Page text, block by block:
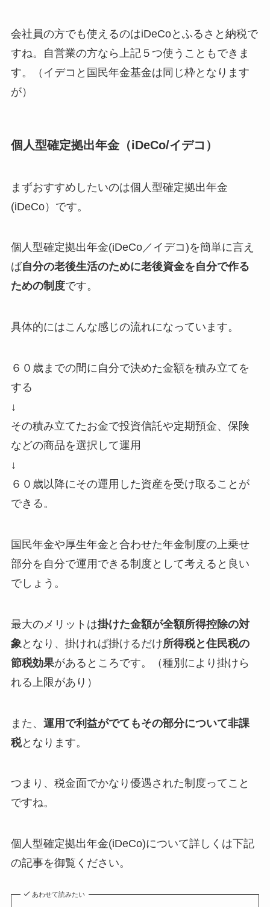
会社員の方でも使えるのはiDeCoとふるさと納税で
すね。自営業の方なら上記５つ使うこともできま
す。（イデコと国民年金基金は同じ枠となります
が）
個人型確定拠出年金（iDeCo/イデコ）
まずおすすめしたいのは個人型確定拠出年金
(iDeCo）です。
個人型確定拠出年金(iDeCo／イデコ)を簡単に言え
ば自分の老後生活のために老後資金を自分で作る
ための制度です。
具体的にはこんな感じの流れになっています。
６０歳までの間に自分で決めた金額を積み立てを
する
↓
その積み立てたお金で投資信託や定期預金、保険
などの商品を選択して運用
↓
６０歳以降にその運用した資産を受け取ることが
できる。
国民年金や厚生年金と合わせた年金制度の上乗せ
部分を自分で運用できる制度 として考えると良い
でしょう。
最大のメリットは掛けた金額が全額所得控除の対
象 となり、掛ければ掛けるだけ所得税と住民税の
節税効果があるところです。（種別により掛けら
れる上限があり）
また、 運用で利益がでてもその部分について非課
税となります。
つまり、税金面でかなり優遇された制度ってこと
ですね。
個人型確定拠出年金(iDeCo)について詳しくは下記
の記事を御覧ください。
あわせて読みたい